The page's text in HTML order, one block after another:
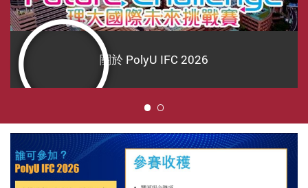
關於 PolyU IFC 2026